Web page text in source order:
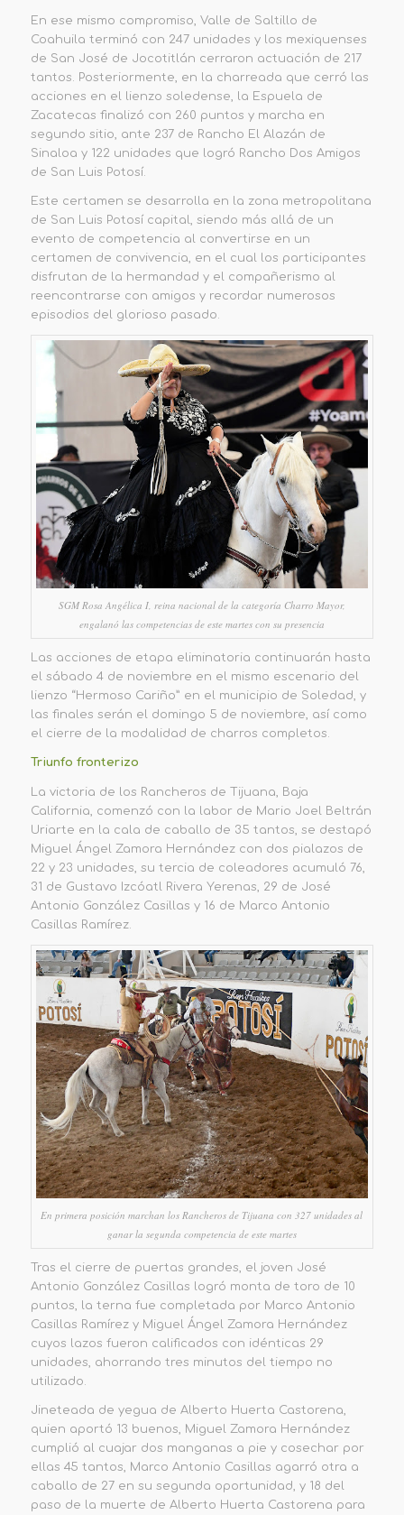
En ese mismo compromiso, Valle de Saltillo de
Coahuila terminó con 247 unidades y los mexiquenses
de San José de Jocotitlán cerraron actuación de 217
tantos. Posteriormente, en la charreada que cerró las
acciones en el lienzo soledense, la Espuela de
Zacatecas finalizó con 260 puntos y marcha en
segundo sitio, ante 237 de Rancho El Alazán de
Sinaloa y 122 unidades que logró Rancho Dos Amigos
de San Luis Potosí.
Este certamen se desarrolla en la zona metropolitana
de San Luis Potosí capital, siendo más allá de un
evento de competencia al convertirse en un
certamen de convivencia, en el cual los participantes
disfrutan de la hermandad y el compañerismo al
reencontrarse con amigos y recordar numerosos
episodios del glorioso pasado.
SGM Rosa Angélica I, reina nacional de la categoría Charro Mayor,
engalanó las competencias de este martes con su presencia
Las acciones de etapa eliminatoria continuarán hasta
el sábado 4 de noviembre en el mismo escenario del
lienzo “Hermoso Cariño” en el municipio de Soledad, y
las finales serán el domingo 5 de noviembre, así como
el cierre de la modalidad de charros completos.
Triunfo fronterizo
La victoria de los Rancheros de Tijuana , Baja
California,
comenzó con la labor de Mario Joel Beltrán
Uriarte en la cala de caballo de 35 tantos, se destapó
Miguel Ángel Zamora Hernández con dos pialazos de
22 y 23 unidades, su tercia de coleadores acumuló 76,
31 de Gustavo Izcóatl Rivera Yerenas,
29 de José
Antonio González Casillas y 16 de Marco Antonio
Casillas Ramírez.
En primera posición marchan los Rancheros de Tijuana con 327 unidades al
ganar la segunda competencia de este martes
Tras el cierre de puertas grandes, el joven José
Antonio González Casillas logró monta de toro de 10
puntos,
la terna fue completada por Marco Antonio
Casillas Ramírez y Miguel Ángel Zamora Hernández
cuyos lazos fueron calificados con idénticas 29
unidades, ahorrando tres minutos del tiempo no
utilizado.
Jineteada de yegua de Alberto Huerta Castorena,
quien aportó 13 buenos, Miguel Zamora Hernández
cumplió al cuajar dos manganas a pie y cosechar por
ellas 45 tantos,
Marco Antonio Casillas agarró otra a
caballo de 27 en su segunda oportunidad, y 18 del
paso de la muerte de Alberto Huerta Castorena para